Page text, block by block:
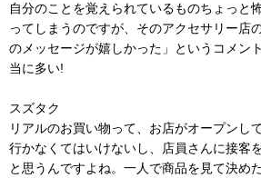
自分のことを覚えられているものちょっと
ってしまうのですが、そのアクセサリー店
のメッセージが嬉しかった」というコメン
当に多い!
スズタク
リアルのお買い物って、お店がオープンし
行かなくてはいけないし、店員さんに接客
と思うんですよね。一人で商品を見て決め